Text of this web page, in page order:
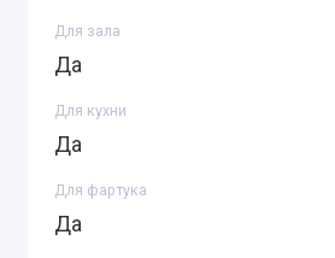
Для зала
Да
Для кухни
Да
Для фартука
Да